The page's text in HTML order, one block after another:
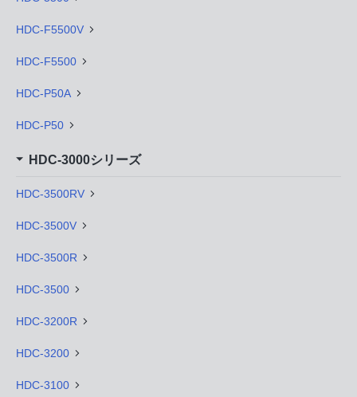
HDC-F5500V
HDC-F5500
HDC-P50A
HDC-P50
HDC-3000シリーズ
HDC-3500RV
HDC-3500V
HDC-3500R
HDC-3500
HDC-3200R
HDC-3200
HDC-3100